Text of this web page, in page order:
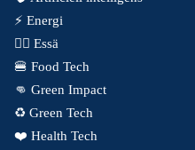
⚡️ Energi
✍🏼 Essä
🍔 Food Tech
👊 Green Impact
♻️ Green Tech
❤️ Health Tech